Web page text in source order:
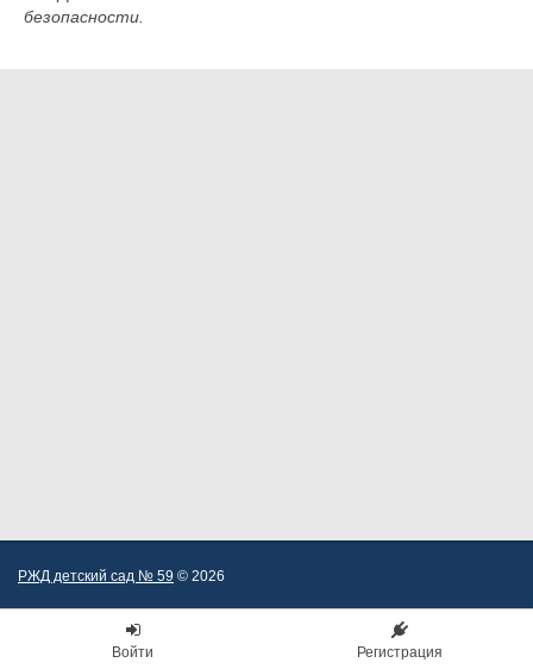
безопасности.
РЖД детский сад № 59 © 2026
Войти Регистрация